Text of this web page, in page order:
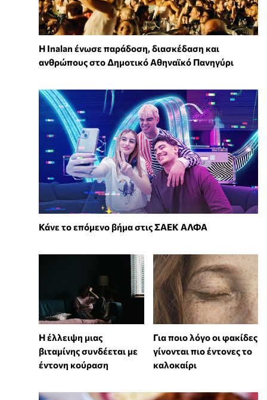
Η Inalan ένωσε παράδοση, διασκέδαση και
ανθρώπους στο Δημοτικό Αθηναϊκό Πανηγύρι
Κάνε το επόμενο βήμα στις ΣΑΕΚ ΑΛΦΑ
⁠Η έλλειψη μιας
βιταμίνης συνδέεται με
έντονη κούραση
Για ποιο λόγο οι φακίδες
γίνονται πιο έντονες το
καλοκαίρι